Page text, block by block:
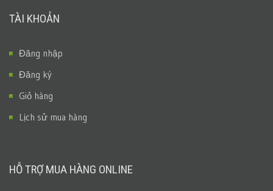
TÀI KHOẢN
Đăng nhập
Đăng ký
Giỏ hàng
Lịch sử mua hàng
HỖ TRỢ MUA HÀNG ONLINE